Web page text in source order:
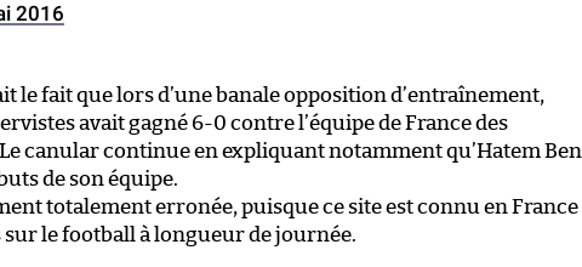
2016
le fait que lors d’une banale opposition d’entraînement,
avait gagné 6-0 contre l’équipe de France des
canular continue en expliquant notamment qu’Hatem Ben
de son équipe.
totalement erronée, puisque ce site est connu en France
le football à longueur de journée.